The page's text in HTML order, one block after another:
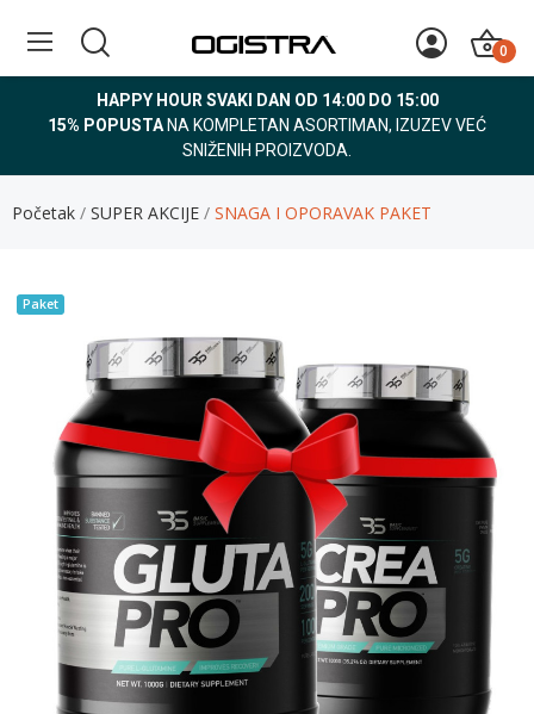
0
HAPPY HOUR SVAKI DAN OD 14:00 DO 15:00
15% POPUSTA NA KOMPLETAN ASORTIMAN, IZUZEV VEĆ
SNIŽENIH PROIZVODA.
Početak SUPER AKCIJE SNAGA I OPORAVAK PAKET
Paket